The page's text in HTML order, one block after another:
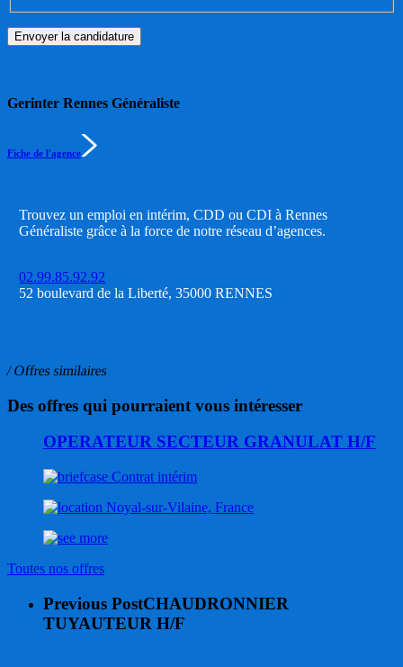
Gerinter Rennes Généraliste
Fiche de l'agence
Trouvez un emploi en intérim, CDD ou CDI à Rennes
Généraliste grâce à la force de notre réseau d’agences.
02.99.85.92.92
52 boulevard de la Liberté, 35000 RENNES
/ Offres similaires
Des offres qui pourraient vous intéresser
OPERATEUR SECTEUR GRANULAT H/F
Contrat intérim
Noyal-sur-Vilaine, France
Toutes nos offres
Previous PostCHAUDRONNIER
TUYAUTEUR H/F